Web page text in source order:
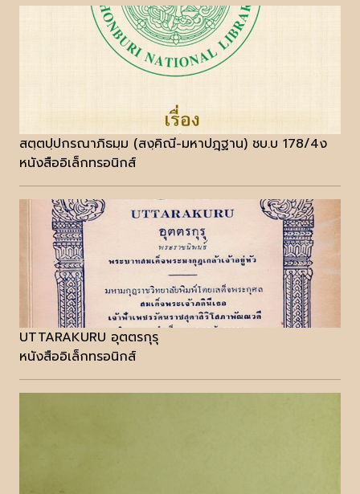
สตฺตปฺปกรณาภิธมฺม (สงฺคิณี-มหาปฎฺฐาน) ชบ.บ 178/4ง
หนังสืออิเล็กทรอนิกส์
UTTARAKURU อุตตรกุรุ
หนังสืออิเล็กทรอนิกส์